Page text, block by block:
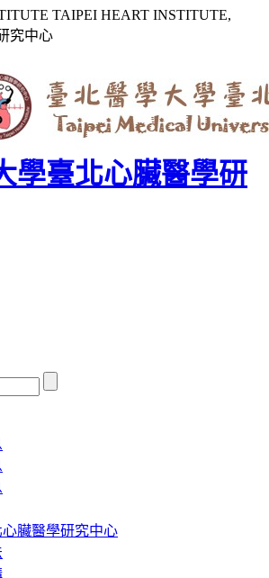
TAIPEI HEART INSTITUTE,
究中心
學臺北心臟醫學研
心臟醫學研究中心